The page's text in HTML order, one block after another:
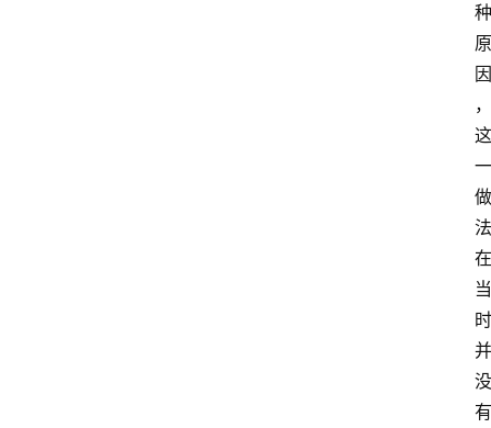
种
原
因
，
这
一
做
法
在
当
时
并
没
有